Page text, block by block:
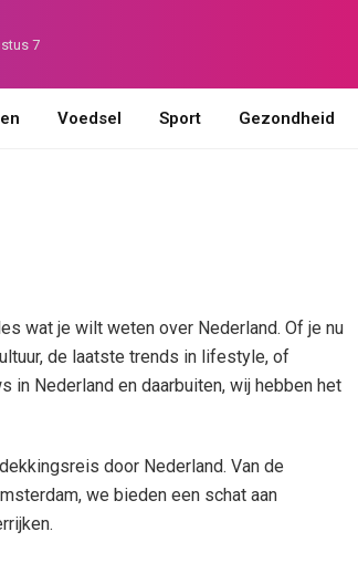
7
Voedsel Sport Gezondheid
wat je wilt weten over Nederland. Of je nu
de laatste trends in lifestyle, of
Nederland en daarbuiten, wij hebben het
door Nederland. Van de
we bieden een schat aan